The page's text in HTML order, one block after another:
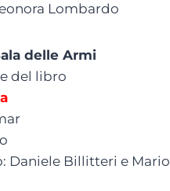
Lombardo
delle Armi
del libro
Daniele Billitteri e Mario